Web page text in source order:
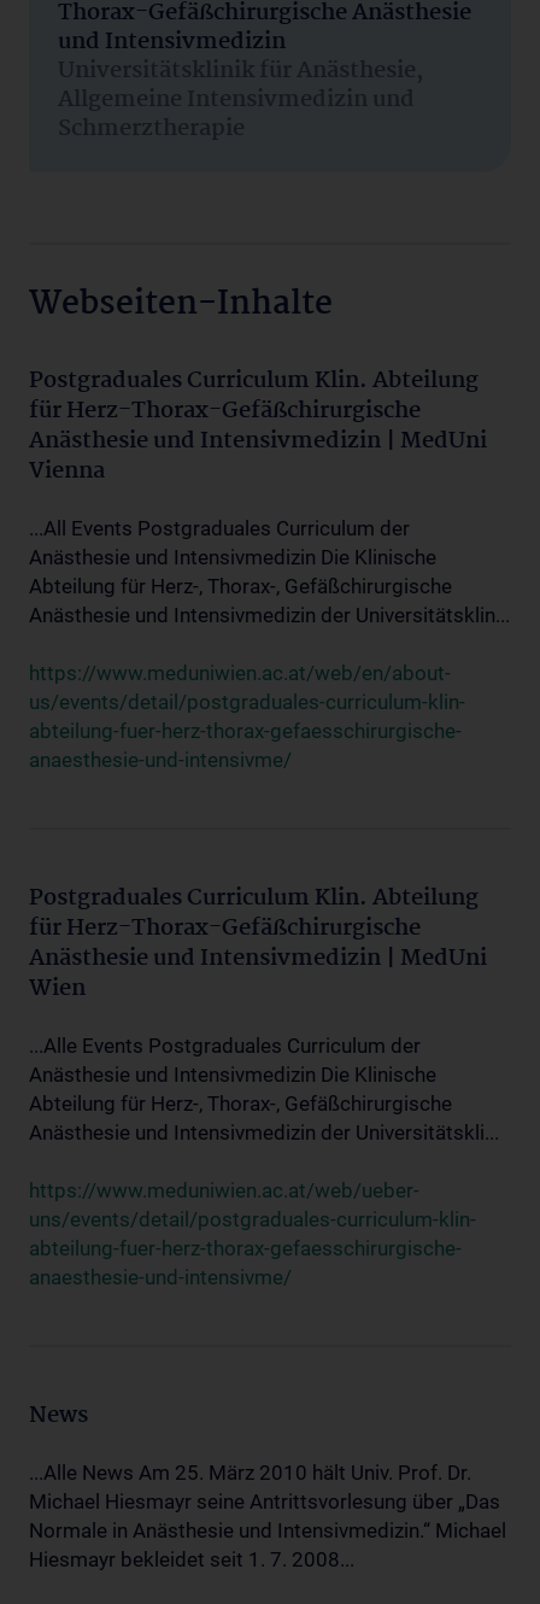
Thorax-Gefäßchirurgische Anästhesie
und Intensivmedizin
Universitätsklinik für Anästhesie,
Allgemeine Intensivmedizin und
Schmerztherapie
Webseiten-Inhalte
Postgraduales Curriculum Klin. Abteilung
für Herz-Thorax-Gefäßchirurgische
Anästhesie und Intensivmedizin | MedUni
Vienna
...All Events Postgraduales Curriculum der
Anästhesie und Intensivmedizin Die Klinische
Abteilung für Herz-, Thorax-, Gefäßchirurgische
Anästhesie und Intensivmedizin der Universitätsklin...
https://www.meduniwien.ac.at/web/en/about-
us/events/detail/postgraduales-curriculum-klin-
abteilung-fuer-herz-thorax-gefaesschirurgische-
anaesthesie-und-intensivme/
Postgraduales Curriculum Klin. Abteilung
für Herz-Thorax-Gefäßchirurgische
Anästhesie und Intensivmedizin | MedUni
Wien
...Alle Events Postgraduales Curriculum der
Anästhesie und Intensivmedizin Die Klinische
Abteilung für Herz-, Thorax-, Gefäßchirurgische
Anästhesie und Intensivmedizin der Universitätskli...
https://www.meduniwien.ac.at/web/ueber-
uns/events/detail/postgraduales-curriculum-klin-
abteilung-fuer-herz-thorax-gefaesschirurgische-
anaesthesie-und-intensivme/
News
...Alle News Am 25. März 2010 hält Univ. Prof. Dr.
Michael Hiesmayr seine Antrittsvorlesung über „Das
Normale in Anästhesie und Intensivmedizin.“ Michael
Hiesmayr bekleidet seit 1. 7. 2008...